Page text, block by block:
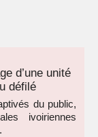
d’une unité
défilé
du public,
ivoiriennes